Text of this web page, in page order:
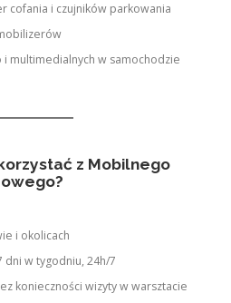
cofania i czujników parkowania
multimedialnych w samochodzie
z Mobilnego
i okolicach
w tygodniu, 24h/7
konieczności wizyty w warsztacie